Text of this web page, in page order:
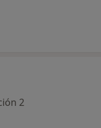
2